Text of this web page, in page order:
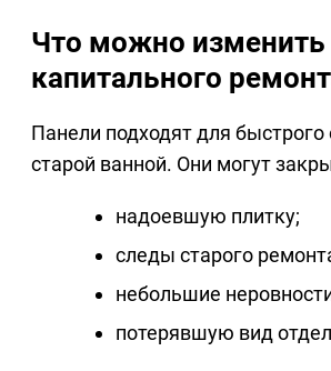
Что можно изменить
капитального
Панели подходят для быстрого
старой ванной. Они могут
надоевшую плитку;
следы старого
небольшие
потерявшую вид